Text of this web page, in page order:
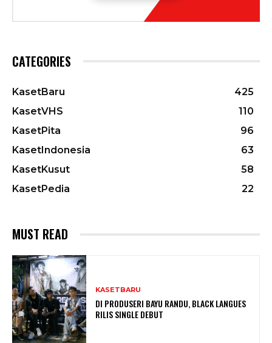
CATEGORIES
KasetBaru
425
KasetVHS
110
KasetPita
96
KasetIndonesia
63
KasetKusut
58
KasetPedia
22
MUST READ
KASETBARU
DI PRODUSERI BAYU RANDU, BLACK LANGUES
RILIS SINGLE DEBUT